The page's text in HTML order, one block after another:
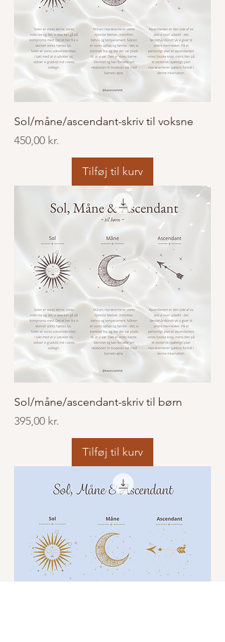
Sol/måne/ascendant-skriv til voksne
Pris
450,00 kr.
Tilføj til kurv
Sol/måne/ascendant-skriv til børn
Pris
395,00 kr.
Tilføj til kurv